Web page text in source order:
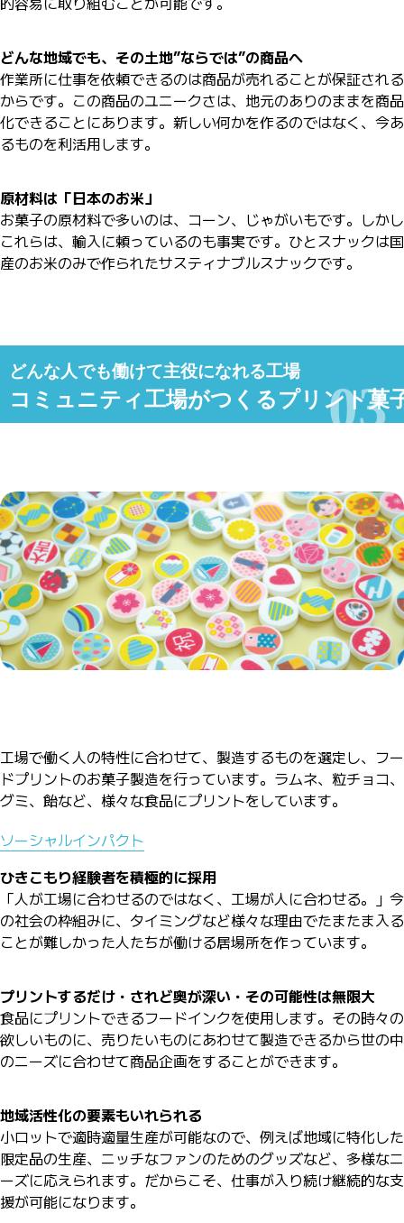
どんな地域でも、その土地”ならでは”の商品へ
作業所に仕事を依頼できるのは商品が売れることが保証される
からです。この商品のユニークさは、地元のありのままを商品
化できることにあります。新しい何かを作るのではなく、今あ
るものを利活用します。
原材料は「日本のお米」
お菓子の原材料で多いのは、コーン、じゃがいもです。しかし
これらは、輸入に頼っているのも事実です。ひとスナックは国
産のお米のみで作られたサスティナブルスナックです。
工場で働く人の特性に合わせて、製造するものを選定し、フー
ドプリントのお菓子製造を行っています。ラムネ、粒チョコ、
グミ、飴など、様々な食品にプリントをしています。
ソーシャルインパクト
ひきこもり経験者を積極的に採用
「人が工場に合わせるのではなく、工場が人に合わせる。」今
の社会の枠組みに、タイミングなど様々な理由でたまたま入る
ことが難しかった人たちが働ける居場所を作っています。
プリントするだけ・されど奥が深い・その可能性は無限大
食品にプリントできるフードインクを使用します。その時々の
欲しいものに、売りたいものにあわせて製造できるから世の中
のニーズに合わせて商品企画をすることができます。
地域活性化の要素もいれられる
小ロットで適時適量生産が可能なので、例えば地域に特化した
限定品の生産、ニッチなファンのためのグッズなど、多様なニ
ーズに応えられます。だからこそ、仕事が入り続け継続的な支
援が可能になります。